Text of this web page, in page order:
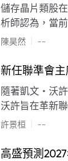
儲存晶片類股
析師認為，當
限的支撐下，
陳昊然 --
新任聯準會
隨著凱文・沃
沃許旨在革新
計畫重塑政策
許景桓 --
高盛預測